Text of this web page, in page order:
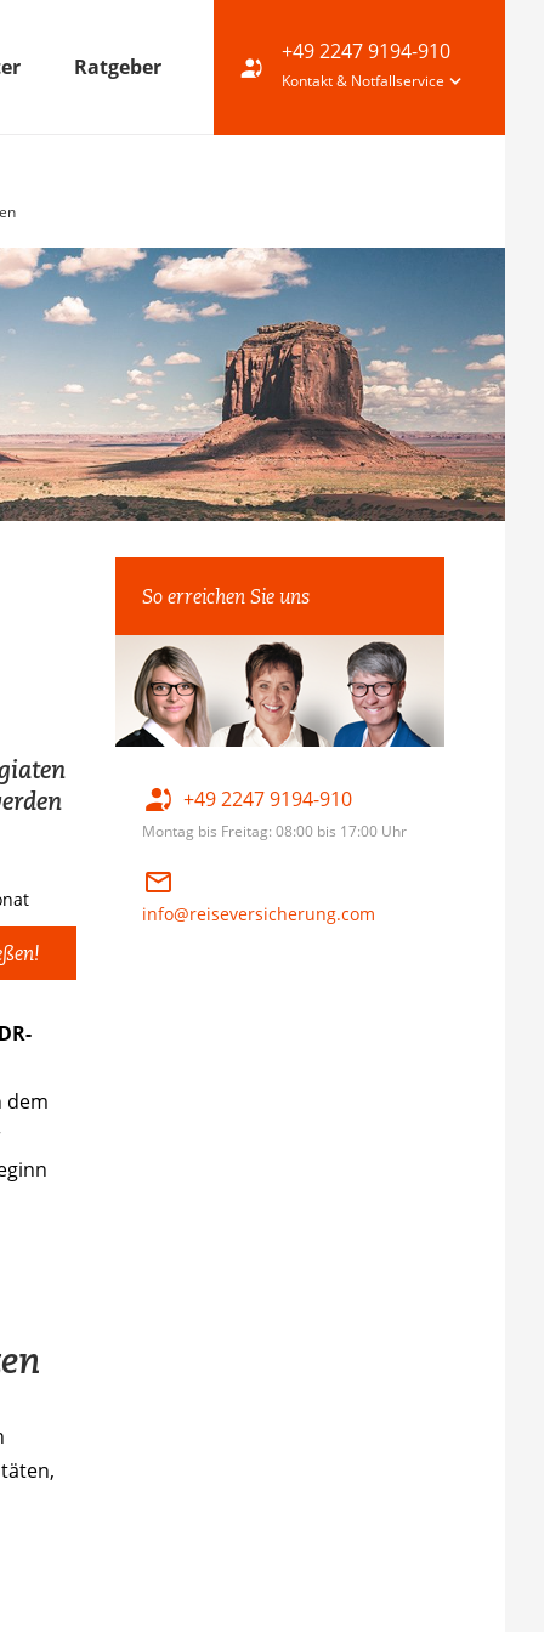
Ratgeber
+49 2247 9194-910
Kontakt & Notfallservice
dem
So erreichen Sie uns
+49 2247 9194-910
Montag bis Freitag: 08:00 bis 17:00 Uhr
info@reiseversicherung.com